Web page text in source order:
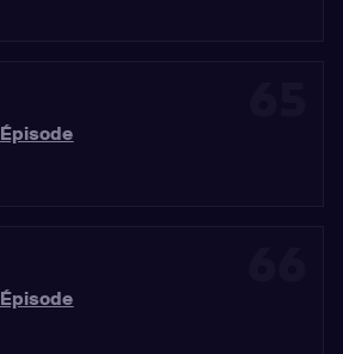
Épisode
Épisode